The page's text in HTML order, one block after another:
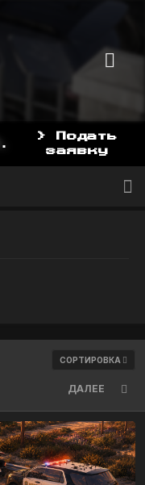
> Подать
заявку
СОРТИРОВКА
ДАЛЕЕ